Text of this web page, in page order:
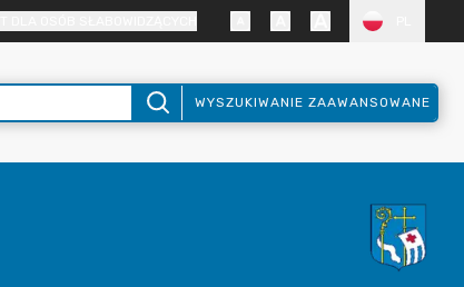
WYSZUKIWANIE ZAAWANSOWANE